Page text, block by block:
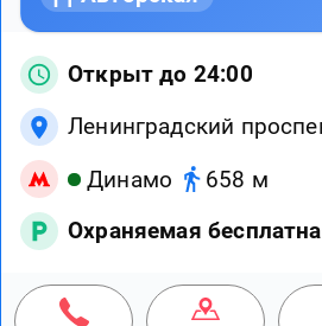
Открыт до 24:00
Ленинградский
Динамо
658 м
Охраняемая